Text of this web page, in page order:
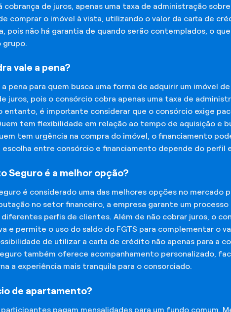
cobrança de juros, apenas uma taxa de administração
comprar o imóvel à vista, utilizando o valor da carta de
pois não há garantia de quando serão contemplados, o
grupo.
vale a pena?
pena para quem busca uma forma de adquirir um imóvel
juros, pois o consórcio cobra apenas uma taxa de
entanto, é importante considerar que o consórcio exige
tem flexibilidade em relação ao tempo de aquisição e
tem urgência na compra do imóvel, o financiamento
entre consórcio e financiamento depende do perfil
Seguro é a melhor opção?
é considerado uma das melhores opções no mercado
no setor financeiro, a empresa garante um
perfis de clientes. Além de não cobrar juros, o
e permite o uso do saldo do FGTS para complementar o
de utilizar a carta de crédito não apenas para a
também oferece acompanhamento personalizado,
a experiência mais tranquila para o consorciado.
de apartamento?
pagam mensalidades para um fundo comum.